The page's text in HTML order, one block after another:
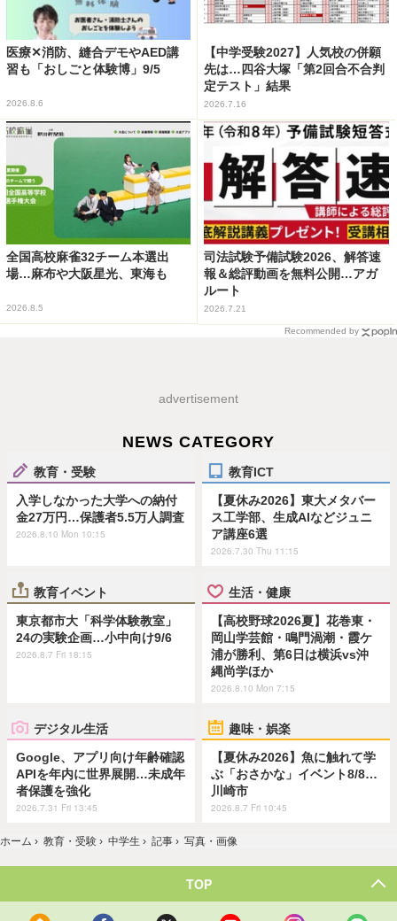
医療✕消防、縫合デモやAED講
習も「おしごと体験博」9/5
2026.8.6
【中学受験2027】人気校の併願
先は…四谷大塚「第2回合不合判
定テスト」結果
2026.7.16
全国高校麻雀32チーム本選出
場…麻布や大阪星光、東海も
2026.8.5
司法試験予備試験2026、解答速
報＆総評動画を無料公開…アガ
ルート
2026.7.21
Recommended by
advertisement
NEWS CATEGORY
教育・受験
入学しなかった大学への納付
金27万円…保護者5.5万人調査
2026.8.10 Mon 10:15
教育ICT
【夏休み2026】東大メタバー
ス工学部、生成AIなどジュニ
ア講座6選
2026.7.30 Thu 11:15
教育イベント
東京都市大「科学体験教室」
24の実験企画…小中向け9/6
2026.8.7 Fri 18:15
生活・健康
【高校野球2026夏】花巻東・
岡山学芸館・鳴門渦潮・霞ケ
浦が勝利、第6日は横浜vs沖
縄尚学ほか
2026.8.10 Mon 7:15
デジタル生活
Google、アプリ向け年齢確認
APIを年内に世界展開…未成年
者保護を強化
2026.7.31 Fri 13:45
趣味・娯楽
【夏休み2026】魚に触れて学
ぶ「おさかな」イベント8/8…
川崎市
2026.8.7 Fri 10:45
ホーム › 教育・受験 › 中学生 › 記事 › 写真・画像
TOP